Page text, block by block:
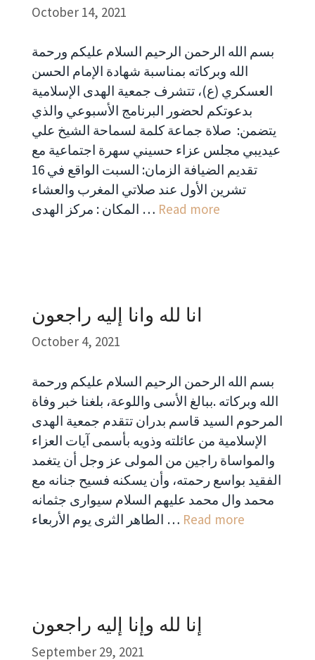
October 14, 2021
بسم الله الرحمن الرحيم السلام عليكم ورحمة
الله وبركاته بمناسبة شهادة الإمام الحسن
العسكري (ع)، تتشرف جمعية الهدى الإسلامية
بدعوتكم لحضور البرنامج الأسبوعي والذي
يتضمن: صلاة جماعة كلمة لسماحة الشيخ علي
عيديبي مجلس عزاء حسيني سهرة اجتماعية مع
تقديم الضيافة الزمان: السبت الواقع في 16
تشرين الأول عند صلاتي المغرب والعشاء
المكان : مركز الهدى … Read more
انا لله وانا إليه راجعون
October 4, 2021
بسم الله الرحمن الرحيم السلام عليكم ورحمة
الله وبركاته .ببالغ الأسى واللوعة، بلغنا خبر وفاة
المرحوم السيد قاسم بدران تتقدم جمعية الهدى
الإسلامية من عائلته وذويه بأسمى آيات العزاء
والمواساة راجين من المولى عز وجل أن يتغمد
الفقيد بواسع رحمته، وأن يسكنه فسيح جنانه مع
محمد وال محمد عليهم السلام سيوارى جثمانه
الطاهر الثرى يوم الأربعاء … Read more
إنا لله وإنا إليه راجعون
September 29, 2021